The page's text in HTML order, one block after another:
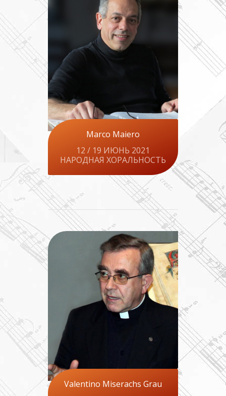
Marco Maiero
12 / 19 ИЮНЬ 2021
НАРОДНАЯ ХОРАЛЬНОСТЬ
Valentino Miserachs Grau